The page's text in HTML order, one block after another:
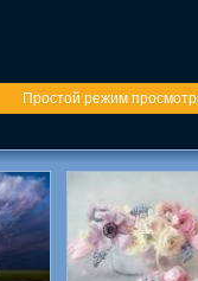
Простой режим